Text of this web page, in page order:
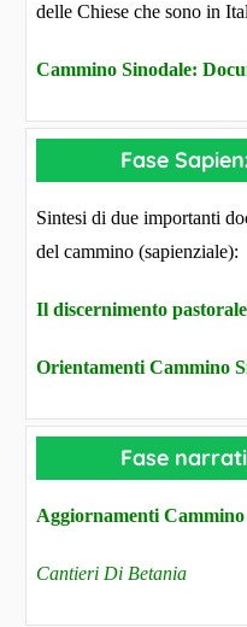
delle Chiese che sono in
Cammino Sinodale:
Fase
Sintesi di due importanti
del cammino (sapienziale):
Il discernimento pastorale
Orientamenti Cammino
Fase
Aggiornamenti
Cantieri Di Betania